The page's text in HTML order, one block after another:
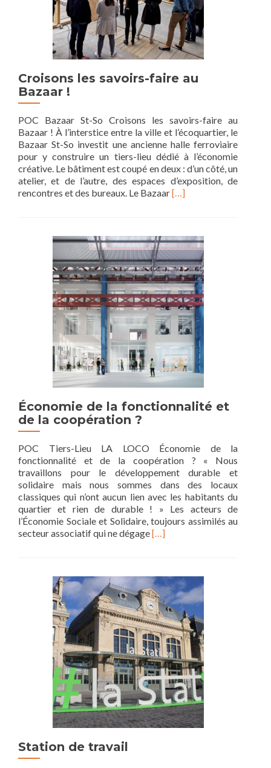
Croisons les savoirs-faire au
Bazaar !
POC Bazaar St-So Croisons les savoirs-faire au
Bazaar ! À l’interstice entre la ville et l’écoquartier, le
Bazaar St-So investit une ancienne halle ferroviaire
pour y construire un tiers-lieu dédié à l’économie
créative. Le bâtiment est coupé en deux : d’un côté, un
atelier, et de l’autre, des espaces d’exposition, de
rencontres et des bureaux. Le BazaarRead
les
savoirs-
faire
au
Bazaar
!
[…]
Économie de la fonctionnalité et
de la coopération ?
POC Tiers-Lieu LA LOCO Économie de la
fonctionnalité et de la coopération ? « Nous
travaillons pour le développement durable et
solidaire mais nous sommes dans des locaux
classiques qui n’ont aucun lien avec les habitants du
quartier et rien de durable ! » Les acteurs de
l’Économie Sociale et Solidaire, toujours assimilés au
secteur associatif qui ne dégageRead
de
la
fonctionnalité
et
de
la
coopération
?
[…]
Station de travail